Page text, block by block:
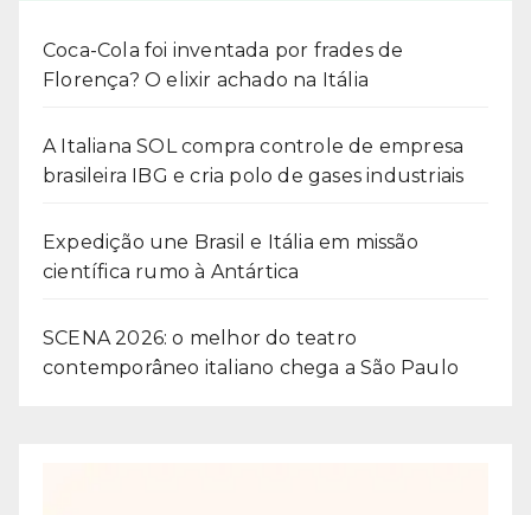
Coca-Cola foi inventada por frades de
Florença? O elixir achado na Itália
A Italiana SOL compra controle de empresa
brasileira IBG e cria polo de gases industriais
Expedição une Brasil e Itália em missão
científica rumo à Antártica
SCENA 2026: o melhor do teatro
contemporâneo italiano chega a São Paulo